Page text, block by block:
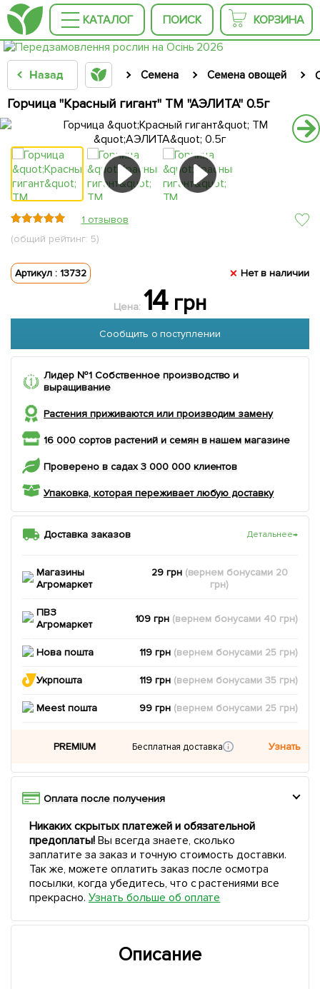
КАТАЛОГ ПОИСК КОРЗИНА
Назад Семена Семена овощей
Горчица "Красный гигант" ТМ "АЭЛИТА" 0.5г
1 отзывов
(общий рейтинг: 5)
Артикул : 13732 Нет в наличии
Цена: 14грн
Сообщить о поступлении
Лидер №1 Собственное производство и
выращивание
Растения приживаются или производим замену
16 000 сортов растений и семян в нашем магазине
Проверено в садах 3 000 000 клиентов
Упаковка, которая переживает любую доставку
Доставка заказов Детальнее→
Магазины
Агромаркет
29 грн (вернем бонусами 20
грн)
ПВЗ
Агромаркет
109 грн (вернем бонусами 40 грн)
Нова пошта 119 грн (вернем бонусами 25 грн)
Укрпошта 119 грн (вернем бонусами35 грн)
Meest пошта 99 грн (вернем бонусами 25 грн)
PREMIUM Бесплатная доставка Узнать
Оплата после получения
Никаких скрытых платежей и обязательной
предоплаты!Вы всегда знаете, сколько
заплатите за заказ и точную стоимость доставки.
Так же, можете оплатить заказ после осмотра
посылки, когда убедитесь, что с растениями все
прекрасно. Узнать больше об оплате
Описание